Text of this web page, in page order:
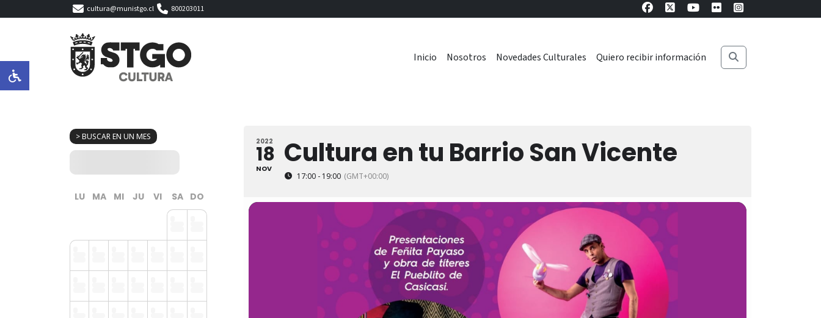
cultura@munistgo.cl 800203011
Inicio Nosotros Novedades Culturales Quiero recibir información
> BUSCAR EN UN MES
LU MA MI JU VI SA DO
2022
18
NOV Cultura en tu Barrio San Vicente
17:00 - 19:00 (GMT+00:00)